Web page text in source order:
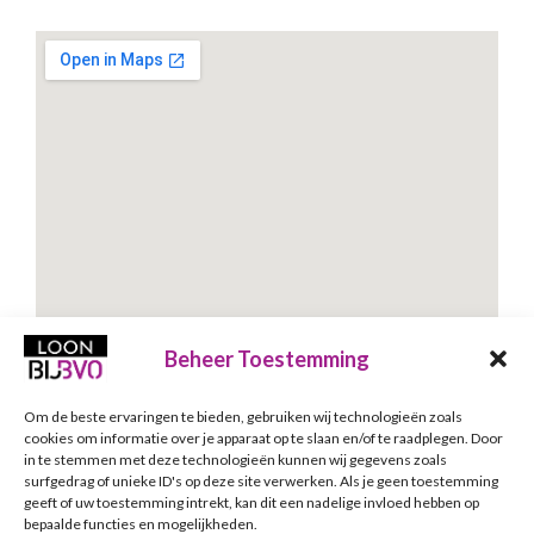
Beheer Toestemming
Om de beste ervaringen te bieden, gebruiken wij technologieën zoals
cookies om informatie over je apparaat op te slaan en/of te raadplegen. Door
in te stemmen met deze technologieën kunnen wij gegevens zoals
surfgedrag of unieke ID's op deze site verwerken. Als je geen toestemming
geeft of uw toestemming intrekt, kan dit een nadelige invloed hebben op
bepaalde functies en mogelijkheden.
Schrijf je in voor onze nieuwsbrief
Nieuwsbrief
E-mailadres*